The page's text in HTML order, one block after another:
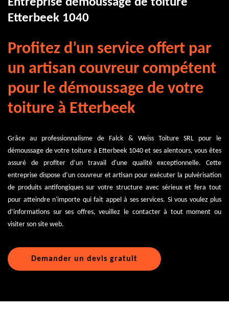
Etterbeek 1040
Profitez d’un service offert par
un artisan couvreur compétent
pour le démoussage de votre
toiture à Etterbeek
Grâce au professionnalisme de Falck & Weiss Toiture SRL pour le
démoussage de votre toiture à Etterbeek 1040 et ses alentours, vous êtes
assuré de profiter d’un travail d'une qualité exceptionnelle. Cette
entreprise dispose d’un couvreur et artisan pour exécuter la pulvérisation
de produits antifongiques sur votre structure avec sérieux et fera tout
pour atteindre n'importe qui fait appel à ses services. Si vous voulez plus
d’informations sur ses offres, veuillez le contacter à tout moment ou
visiter son site web.
Demander un devis gratuit